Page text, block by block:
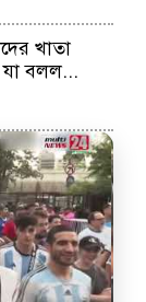
খাতা
যা বলল...